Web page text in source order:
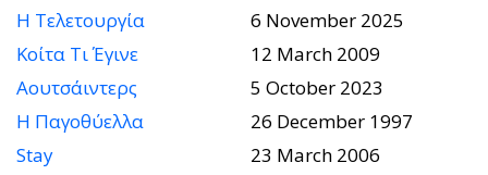
Η Τελετουργία
6 November 2025
Κοίτα Τι Έγινε
12 March 2009
Αουτσάιντερς
5 October 2023
Η Παγοθύελλα
26 December 1997
Stay
23 March 2006